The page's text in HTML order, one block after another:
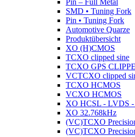
Pin – Full Metal
SMD • Tuning Fork
Pin • Tuning Fork
Automotive Quarze
Produktübersicht
XO (H)CMOS
TCXO clipped sine
TCXO GPS
VCTCXO clipped
TCXO HCMOS
VCXO HCMOS
XO HCSL - LVDS
XO 32.768kHz
(VC)TCXO
(VC)TCXO